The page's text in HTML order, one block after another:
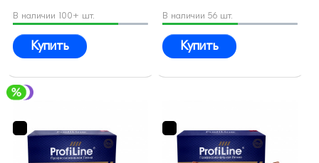
В наличии 100+ шт.
Купить
В наличии 56 шт.
Купить